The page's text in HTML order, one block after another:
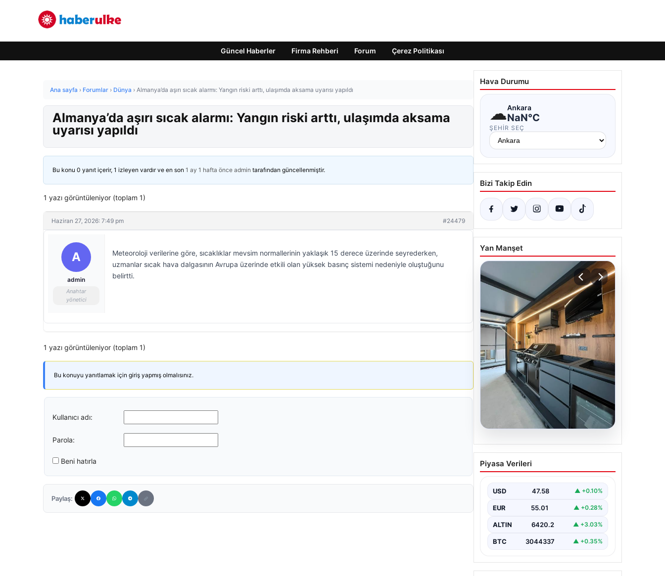
Güncel Haberler Firma Rehberi Forum Çerez Politikası
Ana sayfa › Forumlar › Dünya › Almanya’da aşırı sıcak alarmı: Yangın riski arttı, ulaşımda aksama uyarısı yapıldı
Almanya’da aşırı sıcak alarmı: Yangın riski arttı, ulaşımda aksama
uyarısı yapıldı
Bu konu 0 yanıt içerir, 1 izleyen vardır ve en son 1 ay 1 hafta önce admin tarafından güncellenmiştir.
1 yazı görüntüleniyor (toplam 1)
Haziran 27, 2026: 7:49 pm #24479
A
admin
Anahtar
yönetici
Meteoroloji verilerine göre, sıcaklıklar mevsim normallerinin yaklaşık 15 derece üzerinde seyrederken,
uzmanlar sıcak hava dalgasının Avrupa üzerinde etkili olan yüksek basınç sistemi nedeniyle oluştuğunu
belirtti.
1 yazı görüntüleniyor (toplam 1)
Bu konuyu yanıtlamak için giriş yapmış olmalısınız.
Kullanıcı adı:
Parola:
Beni hatırla
Paylaş:
Hava Durumu
☁Ankara
NaN°C
ŞEHIR SEÇ
Bizi Takip Edin
Yan Manşet
Bahçe Mutfakları ve
Prestijli Yaşam Bölgeleri
bir gelişim sürdürmektedir. Baştan
başa özel evlerde bulunan
kullanıcılar,…
Piyasa Verileri
USD 47.58 ▲ +0.10%
EUR 55.01 ▲ +0.28%
ALTIN 6420.2 ▲ +3.03%
BTC 3044337 ▲ +0.35%